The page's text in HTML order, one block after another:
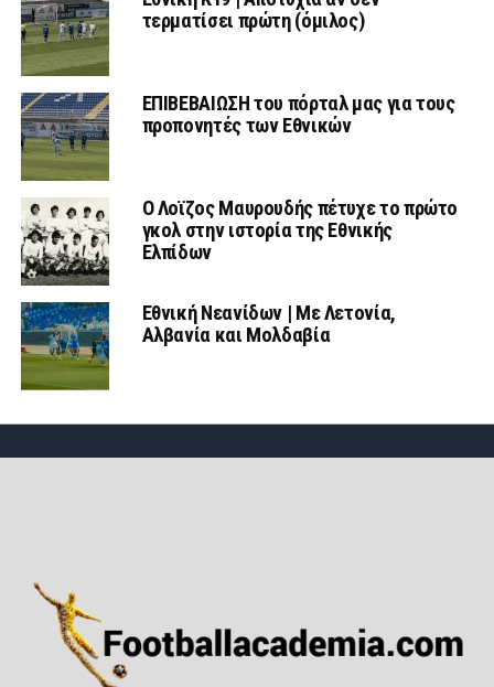
τερματίσει πρώτη (όμιλος)
ΕΠΙΒΕΒΑΙΩΣΗ του πόρταλ μας για τους
προπονητές των Εθνικών
Ο Λοϊζος Μαυρουδής πέτυχε το πρώτο
γκολ στην ιστορία της Εθνικής
Ελπίδων
Εθνική Νεανίδων | Mε Λετονία,
Αλβανία και Μολδαβία